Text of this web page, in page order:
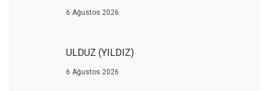
6 Ağustos 2026
ULDUZ (YILDIZ)
6 Ağustos 2026